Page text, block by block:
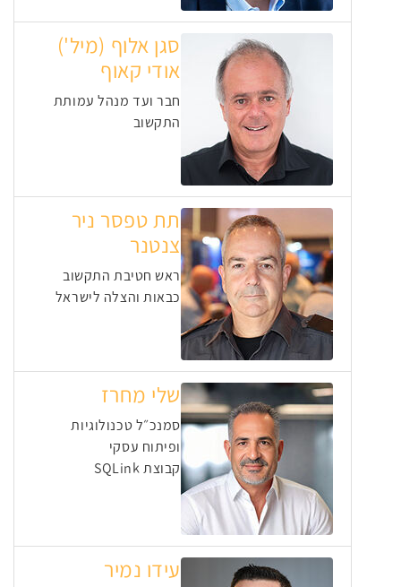
סגן אלוף (מיל')
אודי קאוף
חבר ועד מנהל עמותת
התקשוב
תת טפסר ניר
צנטנר
ראש חטיבת התקשוב
כבאות והצלה לישראל
שלי מחרז
סמנכ״ל טכנולוגיות
ופיתוח עסקי
קבוצת SQLink
עידו נמיר